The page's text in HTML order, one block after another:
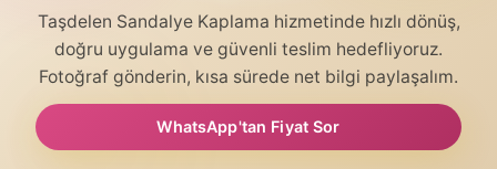
Taşdelen Sandalye Kaplama hizmetinde hızlı dönüş,
doğru uygulama ve güvenli teslim hedefliyoruz.
Fotoğraf gönderin, kısa sürede net bilgi paylaşalım.
WhatsApp'tan Fiyat Sor